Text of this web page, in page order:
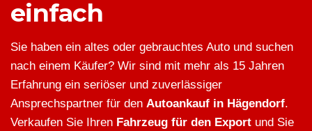
einfach
Sie haben ein altes oder gebrauchtes Auto und suchen
nach einem Käufer? Wir sind mit mehr als 15 Jahren
Erfahrung ein seriöser und zuverlässiger
Ansprechspartner für den Autoankauf in Hägendorf.
Verkaufen Sie Ihren Fahrzeug für den Export und Sie